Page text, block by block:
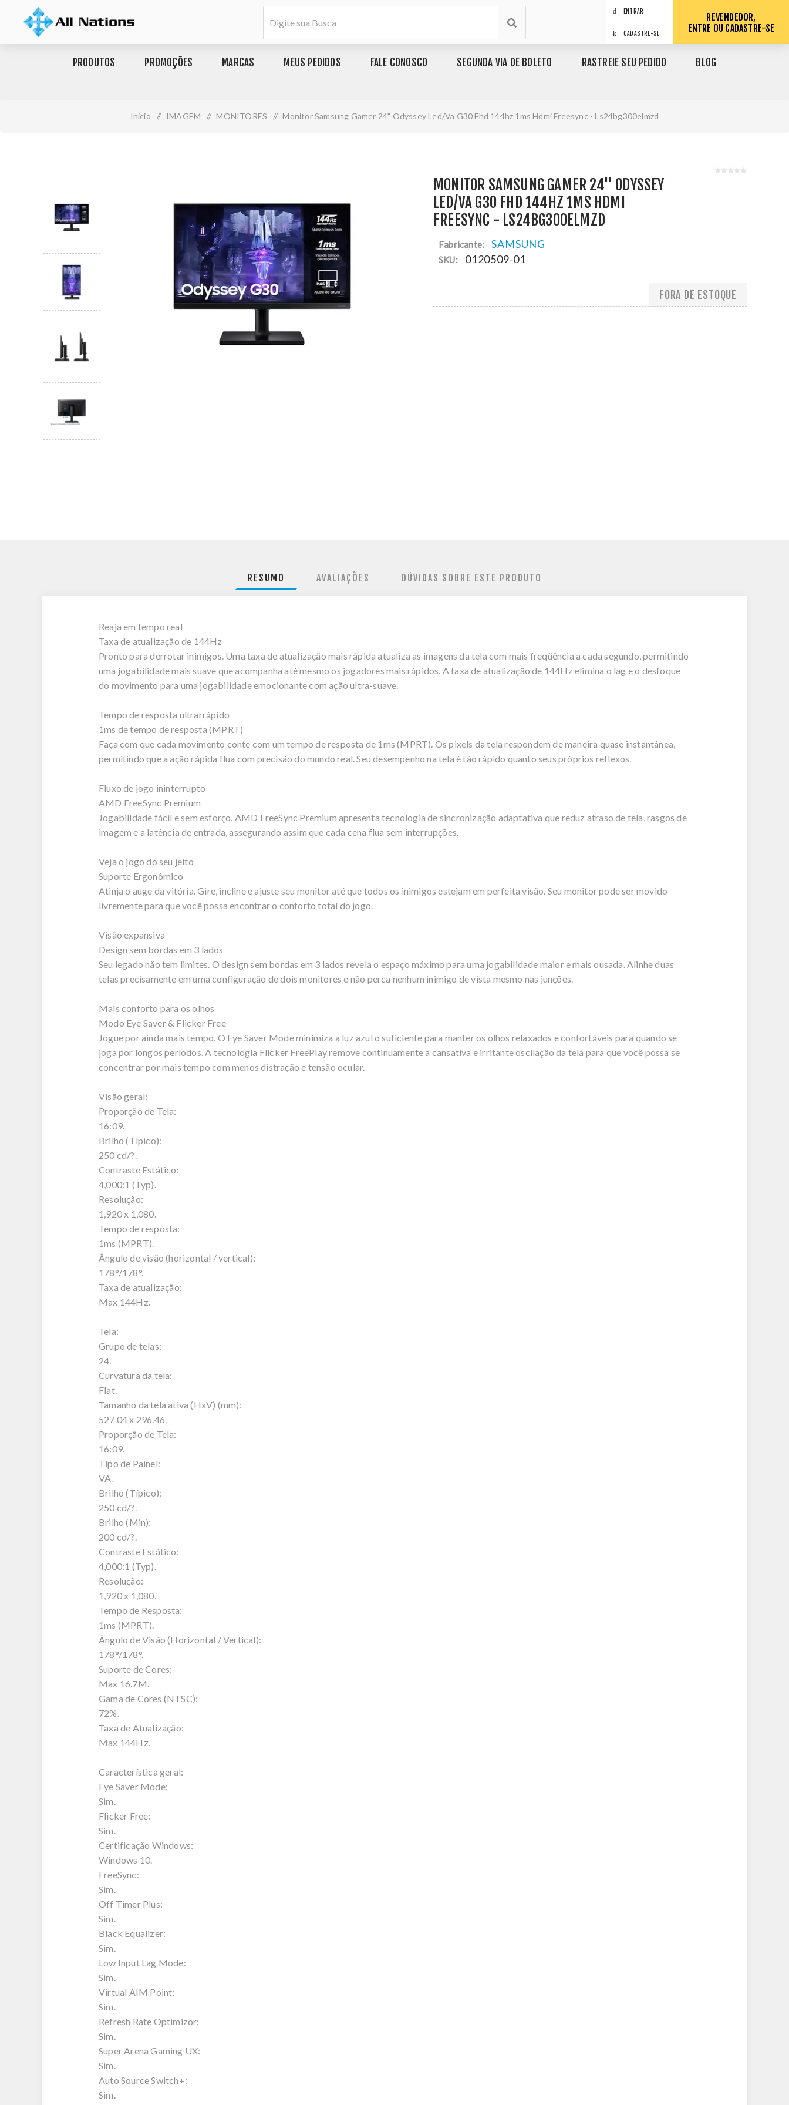
ENTRAR
CADASTRE-SE
REVENDEDOR,
ENTRE OU CADASTRE-SE
PRODUTOS PROMOÇÕES MARCAS MEUS PEDIDOS FALE CONOSCO SEGUNDA VIA DE BOLETO RASTREIE SEU PEDIDO BLOG
Início / IMAGEM / MONITORES / Monitor Samsung Gamer 24" Odyssey Led/Va G30 Fhd 144hz 1ms Hdmi Freesync - Ls24bg300elmzd
MONITOR SAMSUNG GAMER 24" ODYSSEY
LED/VA G30 FHD 144HZ 1MS HDMI
FREESYNC - LS24BG300ELMZD
Fabricante: SAMSUNG
SKU: 0120509-01
FORA DE ESTOQUE
RESUMO AVALIAÇÕES DÚVIDAS SOBRE ESTE PRODUTO
Reaja em tempo real
Taxa de atualização de 144Hz
Pronto para derrotar inimigos. Uma taxa de atualização mais rápida atualiza as imagens da tela com mais freqüência a cada segundo, permitindo
uma jogabilidade mais suave que acompanha até mesmo os jogadores mais rápidos. A taxa de atualização de 144Hz elimina o lag e o desfoque
do movimento para uma jogabilidade emocionante com ação ultra-suave.
Tempo de resposta ultrarrápido
1ms de tempo de resposta (MPRT)
Faça com que cada movimento conte com um tempo de resposta de 1ms (MPRT). Os pixels da tela respondem de maneira quase instantânea,
permitindo que a ação rápida flua com precisão do mundo real. Seu desempenho na tela é tão rápido quanto seus próprios reflexos.
Fluxo de jogo ininterrupto
AMD FreeSync Premium
Jogabilidade fácil e sem esforço. AMD FreeSync Premium apresenta tecnologia de sincronização adaptativa que reduz atraso de tela, rasgos de
imagem e a latência de entrada, assegurando assim que cada cena flua sem interrupções.
Veja o jogo do seu jeito
Suporte Ergonômico
Atinja o auge da vitória. Gire, incline e ajuste seu monitor até que todos os inimigos estejam em perfeita visão. Seu monitor pode ser movido
livremente para que você possa encontrar o conforto total do jogo.
Visão expansiva
Design sem bordas em 3 lados
Seu legado não tem limites. O design sem bordas em 3 lados revela o espaço máximo para uma jogabilidade maior e mais ousada. Alinhe duas
telas precisamente em uma configuração de dois monitores e não perca nenhum inimigo de vista mesmo nas junções.
Mais conforto para os olhos
Modo Eye Saver & Flicker Free
Jogue por ainda mais tempo. O Eye Saver Mode minimiza a luz azul o suficiente para manter os olhos relaxados e confortáveis para quando se
joga por longos períodos. A tecnologia Flicker FreePlay remove continuamente a cansativa e irritante oscilação da tela para que você possa se
concentrar por mais tempo com menos distração e tensão ocular.
Visão geral:
Proporção de Tela:
16:09.
Brilho (Típico):
250 cd/?.
Contraste Estático:
4,000:1 (Typ).
Resolução:
1,920 x 1,080.
Tempo de resposta:
1ms (MPRT).
Ângulo de visão (horizontal / vertical):
178°/178°.
Taxa de atualização:
Max 144Hz.
Tela:
Grupo de telas:
24.
Curvatura da tela:
Flat.
Tamanho da tela ativa (HxV) (mm):
527.04 x 296.46.
Proporção de Tela:
16:09.
Tipo de Painel:
VA.
Brilho (Típico):
250 cd/?.
Brilho (Min):
200 cd/?.
Contraste Estático:
4,000:1 (Typ).
Resolução:
1,920 x 1,080.
Tempo de Resposta:
1ms (MPRT).
Ângulo de Visão (Horizontal / Vertical):
178°/178°.
Suporte de Cores:
Max 16.7M.
Gama de Cores (NTSC):
72%.
Taxa de Atualização:
Max 144Hz.
Característica geral:
Eye Saver Mode:
Sim.
Flicker Free:
Sim.
Certificação Windows:
Windows 10.
FreeSync:
Sim.
Off Timer Plus:
Sim.
Black Equalizer:
Sim.
Low Input Lag Mode:
Sim.
Virtual AIM Point:
Sim.
Refresh Rate Optimizor:
Sim.
Super Arena Gaming UX:
Sim.
Auto Source Switch+:
Sim.